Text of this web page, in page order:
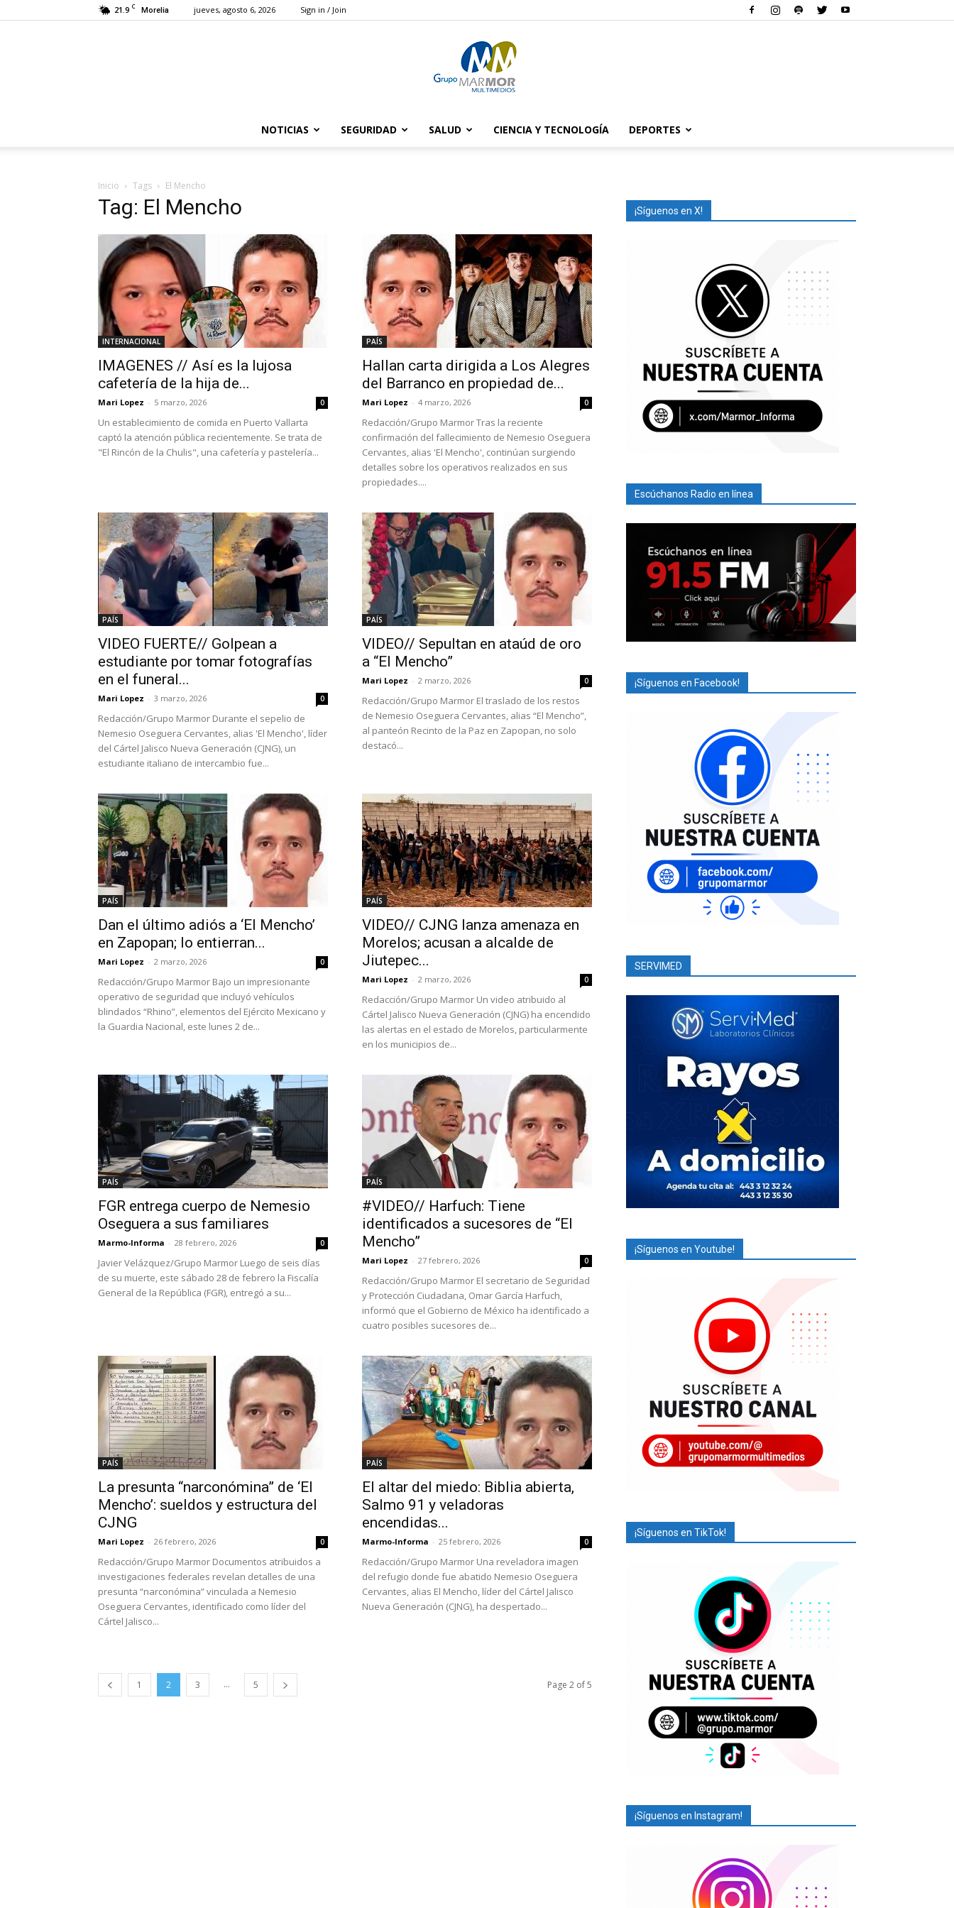
21.9 C Morelia jueves, agosto 6, 2026 Sign in / Join
Marmor
NOTICIAS SEGURIDAD SALUD CIENCIA Y TECNOLOGÍA DEPORTES
Inicio Tags El Mencho
Tag: El Mencho
INTERNACIONAL
IMAGENES // Así es la lujosa
cafetería de la hija de...
Mari Lopez - 5 marzo, 2026 0
Un establecimiento de comida en Puerto Vallarta
captó la atención pública recientemente. Se trata de
"El Rincón de la Chulis", una cafetería y pastelería...
PAÍS
Hallan carta dirigida a Los Alegres
del Barranco en propiedad de...
Mari Lopez - 4 marzo, 2026 0
Redacción/Grupo Marmor Tras la reciente
confirmación del fallecimiento de Nemesio Oseguera
Cervantes, alias 'El Mencho', continúan surgiendo
detalles sobre los operativos realizados en sus
propiedades....
PAÍS
VIDEO FUERTE// Golpean a
estudiante por tomar fotografías
en el funeral...
Mari Lopez - 3 marzo, 2026 0
Redacción/Grupo Marmor Durante el sepelio de
Nemesio Oseguera Cervantes, alias 'El Mencho', líder
del Cártel Jalisco Nueva Generación (CJNG), un
estudiante italiano de intercambio fue...
PAÍS
VIDEO// Sepultan en ataúd de oro
a “El Mencho”
Mari Lopez - 2 marzo, 2026 0
Redacción/Grupo Marmor El traslado de los restos
de Nemesio Oseguera Cervantes, alias “El Mencho”,
al panteón Recinto de la Paz en Zapopan, no solo
destacó...
PAÍS
Dan el último adiós a ‘El Mencho’
en Zapopan; lo entierran...
Mari Lopez - 2 marzo, 2026 0
Redacción/Grupo Marmor Bajo un impresionante
operativo de seguridad que incluyó vehículos
blindados “Rhino”, elementos del Ejército Mexicano y
la Guardia Nacional, este lunes 2 de...
PAÍS
VIDEO// CJNG lanza amenaza en
Morelos; acusan a alcalde de
Jiutepec...
Mari Lopez - 2 marzo, 2026 0
Redacción/Grupo Marmor Un video atribuido al
Cártel Jalisco Nueva Generación (CJNG) ha encendido
las alertas en el estado de Morelos, particularmente
en los municipios de...
PAÍS
FGR entrega cuerpo de Nemesio
Oseguera a sus familiares
Marmo-Informa - 28 febrero, 2026 0
Javier Velázquez/Grupo Marmor Luego de seis días
de su muerte, este sábado 28 de febrero la Fiscalía
General de la República (FGR), entregó a su...
PAÍS
#VIDEO// Harfuch: Tiene
identificados a sucesores de “El
Mencho”
Mari Lopez - 27 febrero, 2026 0
Redacción/Grupo Marmor El secretario de Seguridad
y Protección Ciudadana, Omar García Harfuch,
informó que el Gobierno de México ha identificado a
cuatro posibles sucesores de...
PAÍS
La presunta “narconómina” de ‘El
Mencho’: sueldos y estructura del
CJNG
Mari Lopez - 26 febrero, 2026 0
Redacción/Grupo Marmor Documentos atribuidos a
investigaciones federales revelan detalles de una
presunta “narconómina” vinculada a Nemesio
Oseguera Cervantes, identificado como líder del
Cártel Jalisco...
PAÍS
El altar del miedo: Biblia abierta,
Salmo 91 y veladoras
encendidas...
Marmo-Informa - 25 febrero, 2026 0
Redacción/Grupo Marmor Una reveladora imagen
del refugio donde fue abatido Nemesio Oseguera
Cervantes, alias El Mencho, líder del Cártel Jalisco
Nueva Generación (CJNG), ha despertado...
1 2 3 ... 5 Page 2 of 5
¡Síguenos en X!
Escúchanos Radio en línea
¡Síguenos en Facebook!
SERVIMED
¡Síguenos en Youtube!
¡Síguenos en TikTok!
¡Síguenos en Instagram!